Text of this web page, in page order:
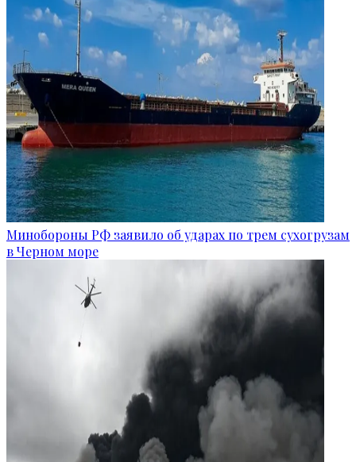
Минобороны РФ заявило об ударах по трем сухогрузам
в Черном море